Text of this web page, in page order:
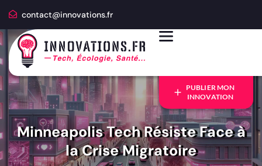
contact@innovations.fr
PUBLIER MON
INNOVATION
Minneapolis Tech Résiste Face à
la Crise Migratoire